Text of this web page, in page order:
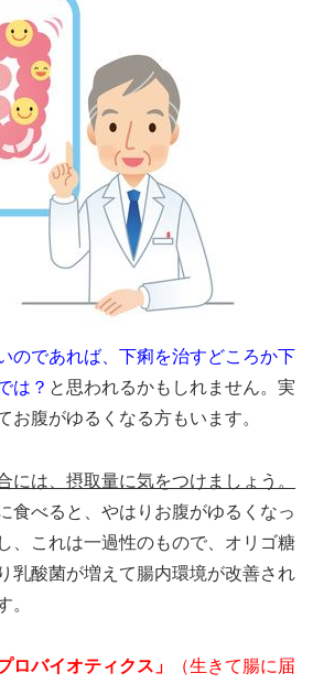
のであれば、下痢を治すどころか下
は？ と思われるかもしれません。実
お腹がゆるくなる方もいます。
には、摂取量に気をつけましょう。
食べると、やはりお腹がゆるくなっ
、これは一過性のもので、オリゴ糖
乳酸菌が増えて腸内環境が改善され
。
プロバイオティクス」
（生きて腸に届